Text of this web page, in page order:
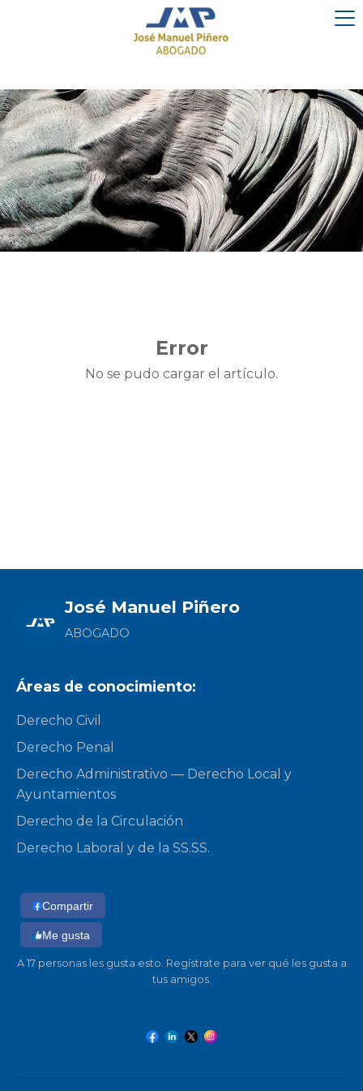
Error
No se pudo cargar el artículo.
José Manuel Piñero
ABOGADO
Áreas de conocimiento:
Derecho Civil
Derecho Penal
Derecho Administrativo — Derecho Local y
Ayuntamientos
Derecho de la Circulación
Derecho Laboral y de la SS.SS.
Compartir
Me gusta
A 17 personas les gusta esto. Regístrate para ver qué les gusta a
tus amigos.